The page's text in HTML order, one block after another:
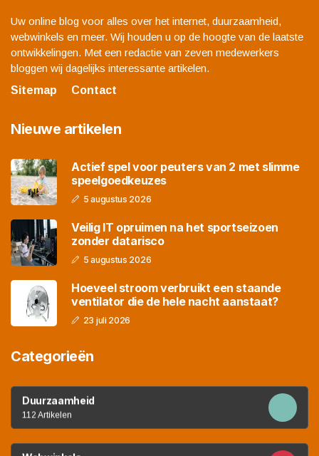
Uw online blog voor alles over het internet, duurzaamheid,
webwinkels en meer. Wij houden u op de hoogte van de laatste
ontwikkelingen. Met een redactie van zeven medewerkers
bloggen wij dagelijks interessante artikelen.
Sitemap
Contact
Nieuwe artikelen
Actief spel voor peuters van 2 met slimme
speelgoedkeuzes
5 augustus 2026
Veilig IT opruimen na het sportseizoen
zonder datarisco
5 augustus 2026
Hoeveel stroom verbruikt een staande
ventilator die de hele nacht aanstaat?
23 juli 2026
Categorieën
Duurzaamheid
112 Artikelen